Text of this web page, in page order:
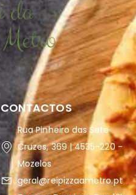
CONTACTOS
Rua Pinheiro das Sete
Cruzes, 369 | 4535-220 -
Mozelos
geral@reipizzaametro.pt